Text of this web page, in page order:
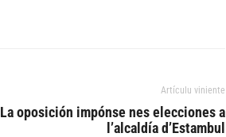
Artículu viniente
La oposición impónse nes elecciones a
l’alcaldía d’Estambul